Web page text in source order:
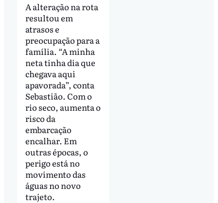
A alteração na rota
resultou em
atrasos e
preocupação para a
família. “A minha
neta tinha dia que
chegava aqui
apavorada”, conta
Sebastião. Com o
rio seco, aumenta o
risco da
embarcação
encalhar. Em
outras épocas, o
perigo está no
movimento das
águas no novo
trajeto.